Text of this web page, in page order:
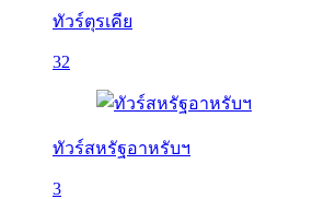
ทัวร์ตุรเคีย
32
ทัวร์สหรัฐอาหรับฯ
3